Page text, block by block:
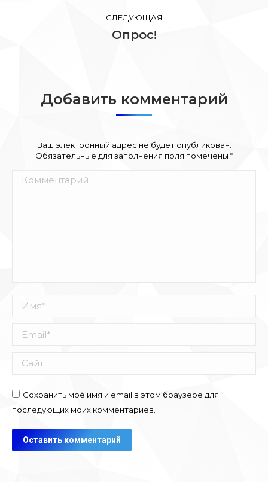
СЛЕДУЮЩАЯ
Следующая
Опрос!
Добавить комментарий
Ваш электронный адрес не будет опубликован.
Обязательные для заполнения поля помечены *
Комментарий
Имя *
Email *
Сайт
Сохранить моё имя и email в этом браузере для
последующих моих комментариев.
Оставить комментарий